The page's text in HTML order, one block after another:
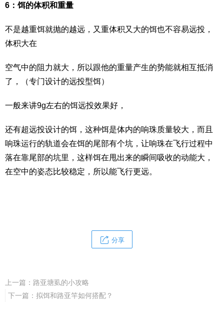
6：饵的体积和重量
不是越重饵就抛的越远，又重体积又大的饵也不容易远投，
体积大在
空气中的阻力就大，所以跟他的重量产生的势能就相互抵消
了，（专门设计的远投型饵）
一般来讲9g左右的饵远投效果好，
还有超远投设计的饵，这种饵是体内的响珠质量较大，而且
响珠运行的轨道会在饵的尾部有个坑，让响珠在飞行过程中
落在靠尾部的坑里，这样饵在甩出来的瞬间吸收的动能大，
在空中的姿态比较稳定，所以能飞行更远。
分享
上一篇： 路亚塘虱的小攻略
下一篇： 拟饵和路亚竿如何搭配？